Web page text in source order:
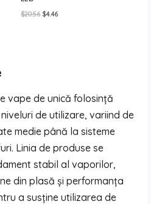
$20.56 Prețul
$4.46Prețul
vape de unică folosință
de utilizare, variind de
medie până la sisteme
Linia de produse se
stabil al vaporilor,
din plasă și performanța
a susține utilizarea de